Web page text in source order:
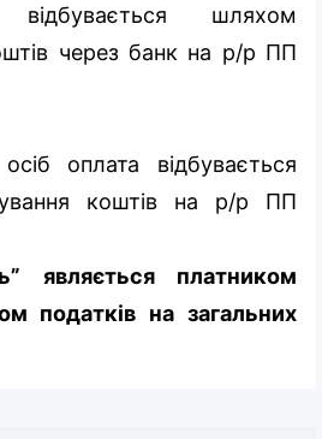
шляхом
через банк на р/р ПП
оплата відбувається
коштів на р/р ПП
являється платником
податків на загальних